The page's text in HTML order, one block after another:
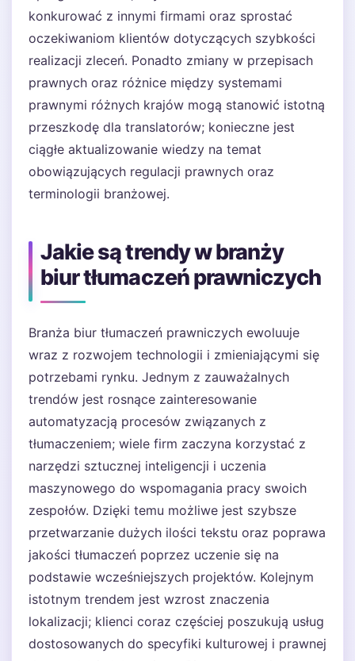
konkurować z innymi firmami oraz sprostać
oczekiwaniom klientów dotyczących szybkości
realizacji zleceń. Ponadto zmiany w przepisach
prawnych oraz różnice między systemami
prawnymi różnych krajów mogą stanowić istotną
przeszkodę dla translatorów; konieczne jest
ciągłe aktualizowanie wiedzy na temat
obowiązujących regulacji prawnych oraz
terminologii branżowej.
Jakie są trendy w branży
biur tłumaczeń prawniczych
Branża biur tłumaczeń prawniczych ewoluuje
wraz z rozwojem technologii i zmieniającymi się
potrzebami rynku. Jednym z zauważalnych
trendów jest rosnące zainteresowanie
automatyzacją procesów związanych z
tłumaczeniem; wiele firm zaczyna korzystać z
narzędzi sztucznej inteligencji i uczenia
maszynowego do wspomagania pracy swoich
zespołów. Dzięki temu możliwe jest szybsze
przetwarzanie dużych ilości tekstu oraz poprawa
jakości tłumaczeń poprzez uczenie się na
podstawie wcześniejszych projektów. Kolejnym
istotnym trendem jest wzrost znaczenia
lokalizacji; klienci coraz częściej poszukują usług
dostosowanych do specyfiki kulturowej i prawnej